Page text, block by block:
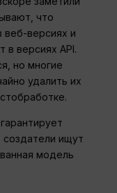
что
веб-версиях и
в версиях API.
но многие
удалить их
создатели ищут
модель